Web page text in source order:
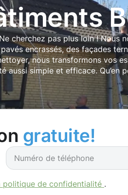
cherchez pas plus loin ! Nous
encrassés, des façades
nous transformons vos
aussi simple et efficace. Qu’en
gratuite!
politique de confidentialité .